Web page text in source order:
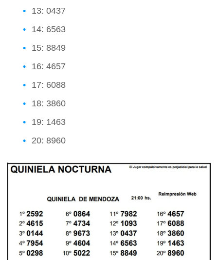
13: 0437
14: 6563
15: 8849
16: 4657
17: 6088
18: 3860
19: 1463
20: 8960